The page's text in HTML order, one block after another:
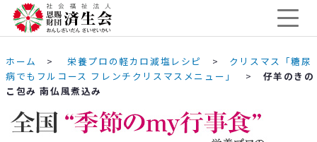
ホーム >栄養プロの軽カロ減塩レシピ > クリスマス「糖尿
病でもフルコース フレンチクリスマスメニュー」
> 仔羊のきの
こ包み 南仏風煮込み